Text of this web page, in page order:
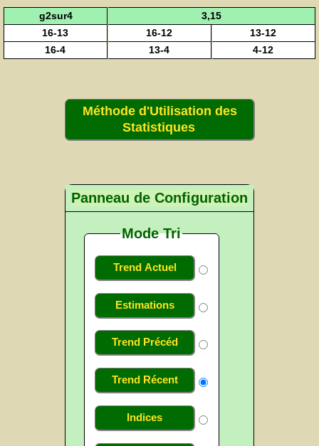
g2sur4
3,15
16-13
16-12
13-12
16-4
13-4 4-12
Méthode d'Utilisation des
Statistiques
Panneau de Configuration
Mode Tri
Trend Actuel
Estimations
Trend Précéd
Trend Récent
Indices